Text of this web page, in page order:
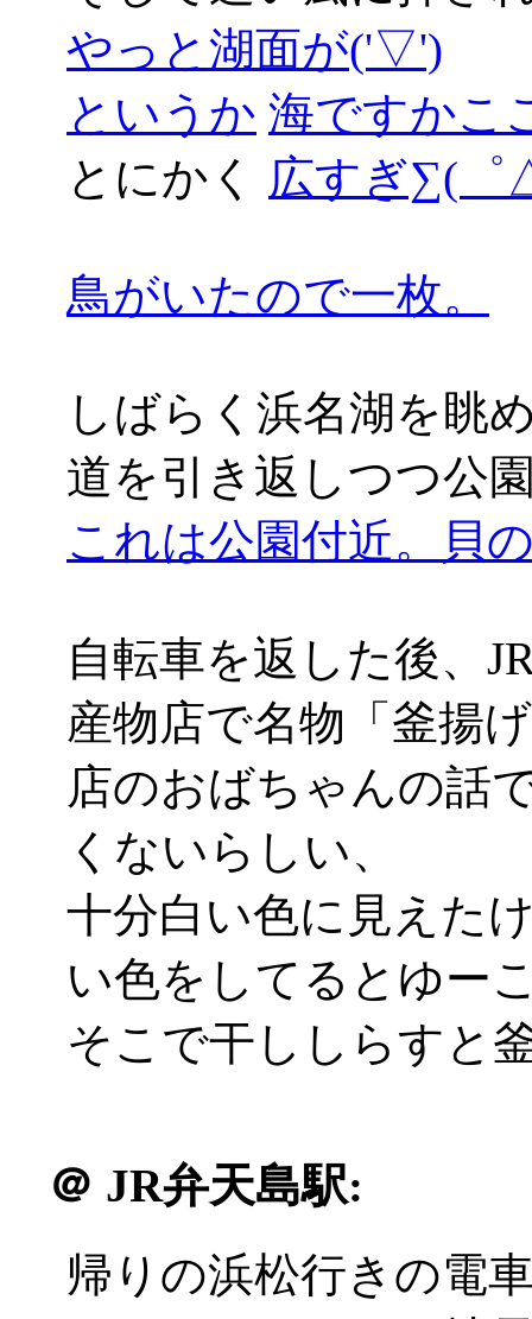
やっと湖面が('▽')
というか 海ですかこ
とにかく 広すぎ∑(゜
鳥がいたので一枚。
しばらく浜名湖を眺
道を引き返しつつ公
これは公園付近。貝
自転車を返した後、
産物店で名物「釜揚
店のおばちゃんの話
くないらしい、
十分白い色に見えた
い色をしてるとゆー
そこで干ししらすと
＠ JR弁天島駅:
帰りの浜松行きの電